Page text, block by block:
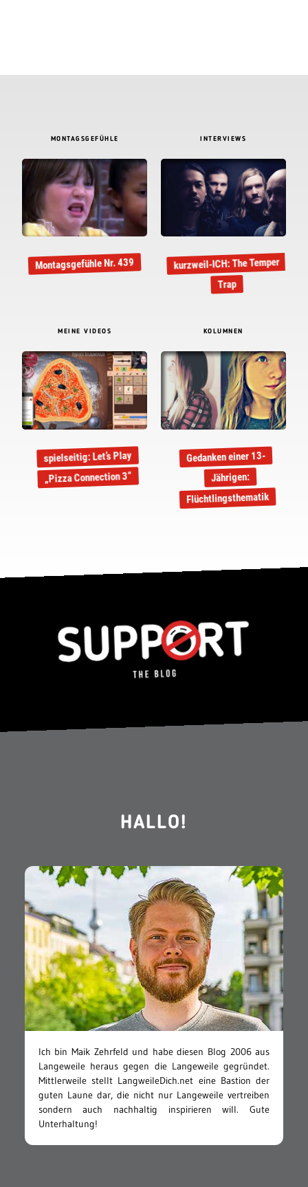
MONTAGSGEFÜHLE
Montagsgefühle Nr. 439
INTERVIEWS
kurzweil-ICH: The Temper
Trap
MEINE VIDEOS
spielseitig: Let’s Play
„Pizza Connection 3“
KOLUMNEN
Gedanken einer 13-
Jährigen:
Flüchtlingsthematik
HALLO!
Ich bin Maik Zehrfeld und habe diesen Blog 2006 aus
Langeweile heraus gegen die Langeweile gegründet.
Mittlerweile stellt LangweileDich.net eine Bastion der
guten Laune dar, die nicht nur Langeweile vertreiben
sondern auch nachhaltig inspirieren will. Gute
Unterhaltung!